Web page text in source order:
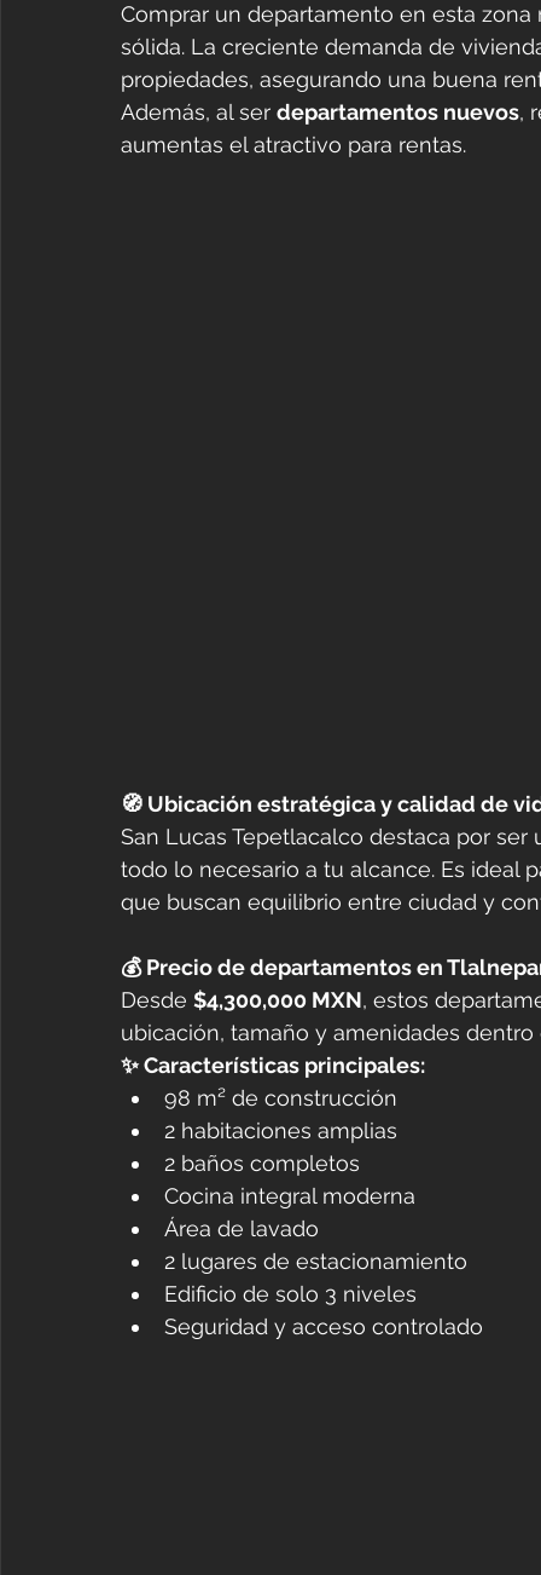
Comprar un departamento en esta
sólida. La creciente demanda de
propiedades, asegurando una buena
Además, al ser departamentos nuevos,
aumentas el atractivo para rentas.
🧭 Ubicación estratégica y calidad de
San Lucas Tepetlacalco destaca por
todo lo necesario a tu alcance. Es ideal
que buscan equilibrio entre ciudad y
💰 Precio de departamentos en
Desde $4,300,000 MXN, estos
ubicación, tamaño y amenidades
✨ Características principales:
98 m² de construcción
2 habitaciones amplias
2 baños completos
Cocina integral moderna
Área de lavado
2 lugares de estacionamiento
Edificio de solo 3 niveles
Seguridad y acceso controlado